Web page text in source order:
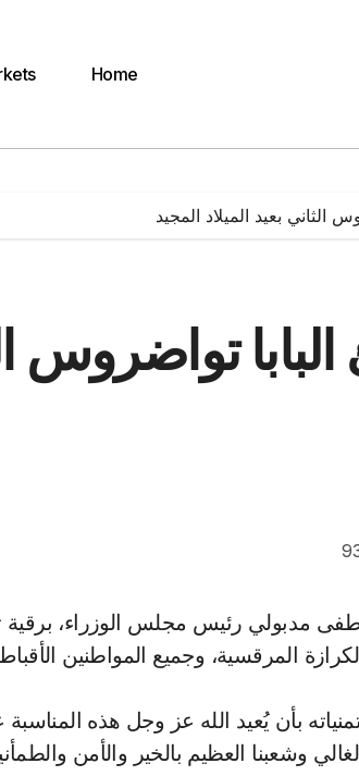
Home
الثاني بعيد الميلاد المجيد
تواضروس
المرقسية، وجميع المواطنين
بأن يُعيد الله عز وجل هذه المناسبة
وشعبنا العظيم بالخير والأمن